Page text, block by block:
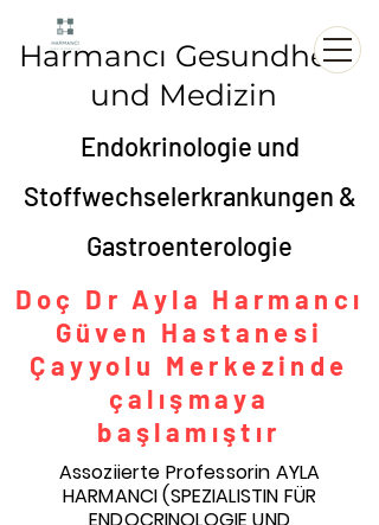
Harmancı Gesundheit
und Medizin
Endokrinologie und
Stoffwechselerkrankungen &
Gastroenterologie
Assoziierte Professorin AYLA
HARMANCI (SPEZIALISTIN FÜR
Doç Dr Ayla Harmancı
Güven Hastanesi
Çayyolu Merkezinde
çalışmaya
başlamıştır